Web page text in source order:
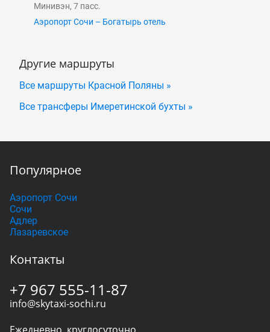
Минивэн, 7 пасс.
Аэропорт Сочи – Богатырь отель
Другие маршруты
Все маршруты Красной Поляны »
Все трансферы Имеретинской бухты »
Популярное
Аэропорт Сочи
Сочи
Адлер
Лазаревское
Контакты
+7 967 555-11-87
info@skytaxi-sochi.ru